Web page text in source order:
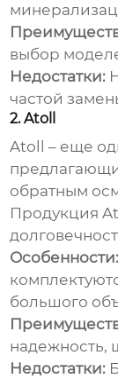
выбор
Недостатки:
частой
2. Atoll
Atoll – еще
обратным
Продукция
Особенности:
большого
надежность,
Недостатки: